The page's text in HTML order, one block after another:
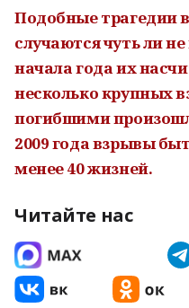
Подобные трагедии
случаются чуть ли
начала года их
несколько крупных
погибшими
2009года взрывы
менее40жизней.
Читайте нас